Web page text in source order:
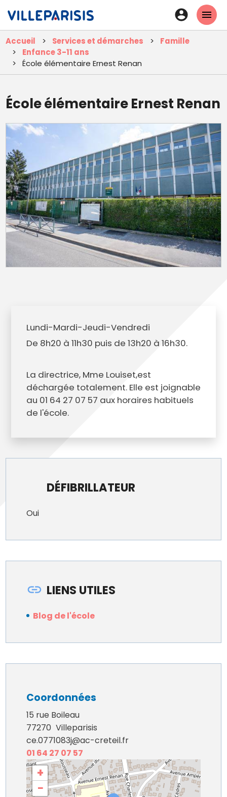
contenu
principal
En-
tête
-
Accueil Services et démarches
Famille
Enfance 3-11 ans
École élémentaire Ernest Renan
École élémentaire Ernest Renan
Lundi-Mardi-Jeudi-Vendredi
De 8h20 à 11h30 puis de 13h20 à 16h30.
La directrice, Mme Louiset,est
déchargée totalement. Elle est joignable
au 01 64 27 07 57 aux horaires habituels
de l'école.
DÉFIBRILLATEUR
Oui
LIENS UTILES
Blog de l'école
Coordonnées
15 rue Boileau
77270 Villeparisis
ce.0771083j@ac-creteil.fr
01 64 27 07 57
+
−